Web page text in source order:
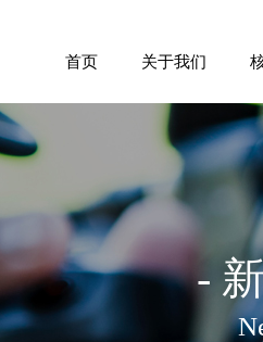
首页 关于我们
企业简介
管理团队
核心股东
发展里程
-